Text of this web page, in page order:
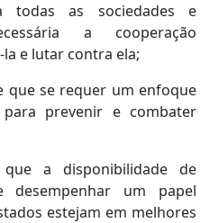
todas as sociedades e
a cooperação
e lutar contra ela;
que se requer um enfoque
prevenir e combater
que a disponibilidade de
desempenhar um papel
estejam em melhores